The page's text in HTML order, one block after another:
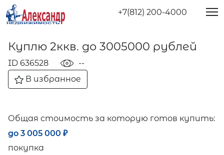
+7(812) 200-4000
Куплю 2ккв. до 3005000 рублей
ID 636528
--
В избранное
Общая стоимость за которую готов купить:
до 3 005 000 ₽
покупка